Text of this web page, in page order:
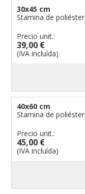
30x45 cm
Stamina de poliéster
Precio unit.:
39,00 €
(IVA incluída)
40x60 cm
Stamina de poliéster
Precio unit.:
45,00 €
(IVA incluída)